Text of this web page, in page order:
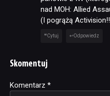
nad MOH: Allied
(I pogrążą
Cytuj Odpowiedz
Skomentuj
Komentarz *
Alternative: